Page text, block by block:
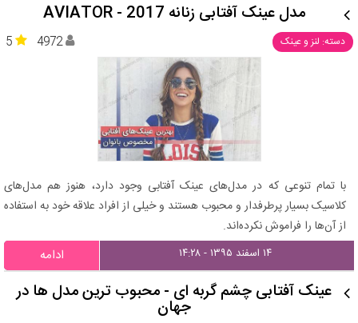
مدل عینک آفتابی زنانه AVIATOR - 2017
دسته: لنز و عینک 5 4972
با تمام تنوعی که در مدل‌های عینک آفتابی وجود دارد، هنوز هم مدل‌های
کلاسیک بسیار پرطرفدار و محبوب هستند و خیلی‌ از افراد علاقه خود به استفاده
از آن‌ها را فراموش نکرده‌اند.
۱۴ اسفند ۱۳۹۵ - ۱۴:۲۸ ادامه
عینک آفتابی چشم گربه ای - محبوب ترین مدل ها در
جهان